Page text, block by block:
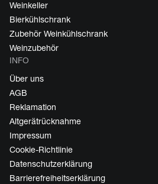
Weinkeller
Bierkühlschrank
Zubehör Weinkühlschrank
Weinzubehör
INFO
Über uns
AGB
Reklamation
Altgerätrücknahme
Impressum
Cookie-Richtlinie
Datenschutzerklärung
Barrierefreiheitserklärung